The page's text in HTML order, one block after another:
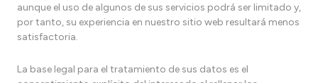
aunque el uso de algunos de sus servicios podrá ser limitado y,
por tanto, su experiencia en nuestro sitio web resultará menos
satisfactoria.
La base legal para el tratamiento de sus datos es el